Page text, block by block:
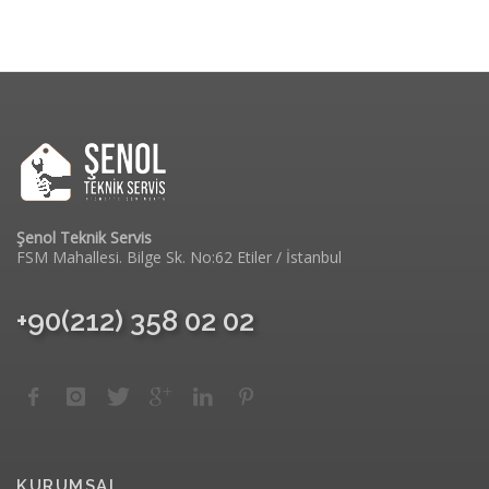
Şenol Teknik Servis
FSM Mahallesi. Bilge Sk. No:62 Etiler / İstanbul
+90(212) 358 02 02